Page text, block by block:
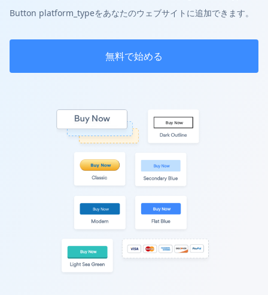
Button platform_typeをあなたのウェブサイトに追加できます。
無料で始める